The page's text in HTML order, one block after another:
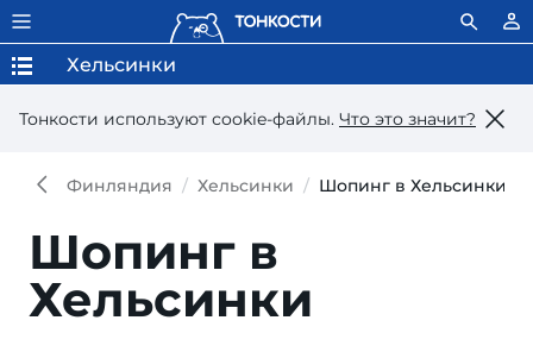
Тонкости используют сookie-файлы. Что это значит?
Хельсинки
Финляндия Хельсинки Шопинг в Хельсинки
Шопинг в
Хельсинки